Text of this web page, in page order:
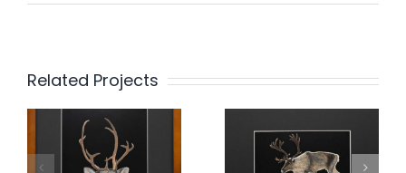
Related Projects